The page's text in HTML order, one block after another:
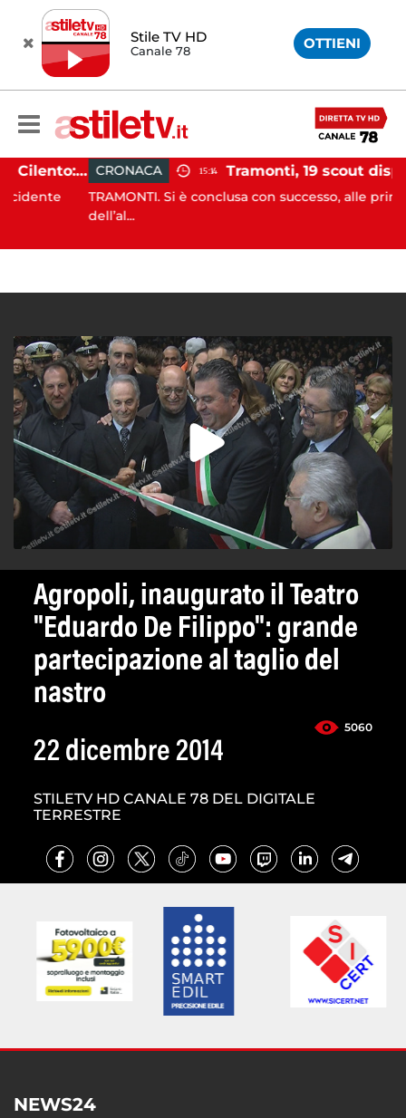
Stile TV HD
Canale 78 OTTIENI
Incidente agricolo nel Cilento: trattore si ribalta, muore 71enne CRONACA 15:14
TRAMONTI. Si è conclusa con successo, alle prime luci
dell’al...
Agropoli, inaugurato il Teatro
"Eduardo De Filippo": grande
partecipazione al taglio del
nastro
5060
22 dicembre 2014
STILETV HD CANALE 78 DEL DIGITALE
TERRESTRE
NEWS24